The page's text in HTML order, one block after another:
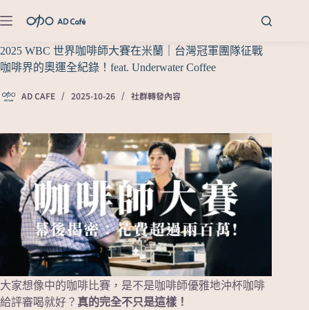
2025 WBC 世界咖啡師大賽在米蘭｜台灣冠軍團隊征戰
咖啡界的奧運全紀錄！feat. Underwater Coffee
AD CAFE 2025-10-26 社群轉發內容
大家想像中的咖啡比賽，是不是咖啡師優雅地沖杯咖啡
給評審喝就好？ 真的完全不只是這樣！